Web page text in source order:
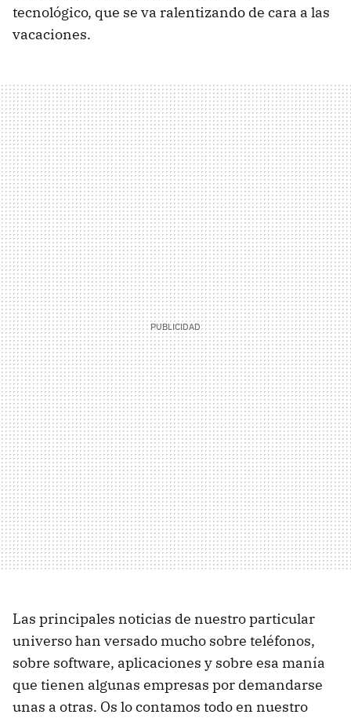
tecnológico, que se va ralentizando de cara a las
vacaciones.
Las principales noticias de nuestro particular
universo han versado mucho sobre teléfonos,
sobre software, aplicaciones y sobre esa manía
que tienen algunas empresas por demandarse
unas a otras. Os lo contamos todo en nuestro